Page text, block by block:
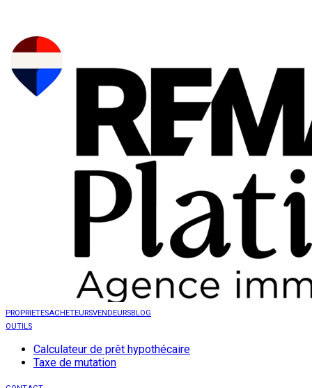
PROPRIETESACHETEURSVENDEURSBLOG
OUTILS
Calculateur de prêt hypothécaire
Taxe de mutation